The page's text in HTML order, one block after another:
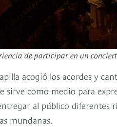
de participar en un
acogió los acordes y
sirve como medio para
al público diferentes
mundanas.